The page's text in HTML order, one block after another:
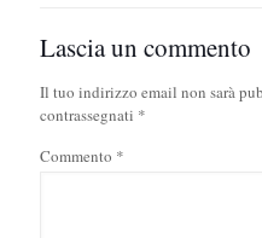
Lascia un commento
Il tuo indirizzo email non sarà
contrassegnati *
Commento *